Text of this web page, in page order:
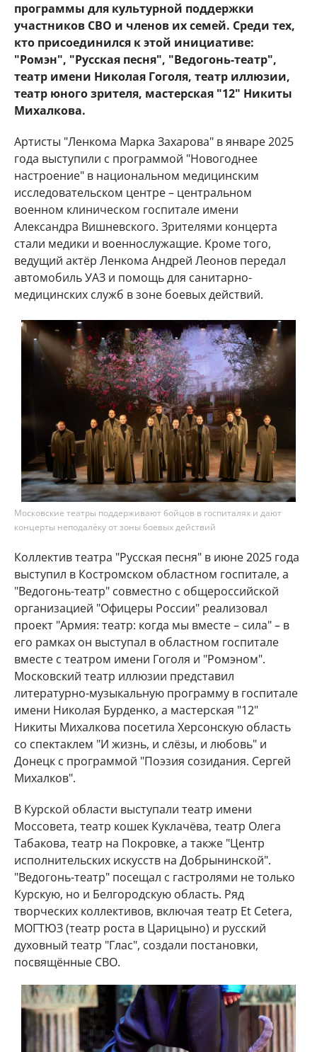
программы для культурной поддержки
участников СВО и членов их семей. Среди тех,
кто присоединился к этой инициативе:
"Ромэн", "Русская песня", "Ведогонь-театр",
театр имени Николая Гоголя, театр иллюзии,
театр юного зрителя, мастерская "12" Никиты
Михалкова.
Артисты "Ленкома Марка Захарова" в январе 2025
года выступили с программой "Новогоднее
настроение" в национальном медицинским
исследовательском центре – центральном
военном клиническом госпитале имени
Александра Вишневского. Зрителями концерта
стали медики и военнослужащие. Кроме того,
ведущий актёр Ленкома Андрей Леонов передал
автомобиль УАЗ и помощь для санитарно-
медицинских служб в зоне боевых действий.
Московские театры поддерживают бойцов в госпиталях и дают
концерты неподалёку от зоны боевых действий
Коллектив театра "Русская песня" в июне 2025 года
выступил в Костромском областном госпитале, а
"Ведогонь-театр" совместно с общероссийской
организацией "Офицеры России" реализовал
проект "Армия: театр: когда мы вместе – сила" – в
его рамках он выступал в областном госпитале
вместе с театром имени Гоголя и "Ромэном".
Московский театр иллюзии представил
литературно-музыкальную программу в госпитале
имени Николая Бурденко, а мастерская "12"
Никиты Михалкова посетила Херсонскую область
со спектаклем "И жизнь, и слёзы, и любовь" и
Донецк с программой "Поэзия созидания. Сергей
Михалков".
В Курской области выступали театр имени
Моссовета, театр кошек Куклачёва, театр Олега
Табакова, театр на Покровке, а также "Центр
исполнительских искусств на Добрынинской".
"Ведогонь-театр" посещал с гастролями не только
Курскую, но и Белгородскую область. Ряд
творческих коллективов, включая театр Et Cetera,
МОГТЮЗ (театр роста в Царицыно) и русский
духовный театр "Глас", создали постановки,
посвящённые СВО.